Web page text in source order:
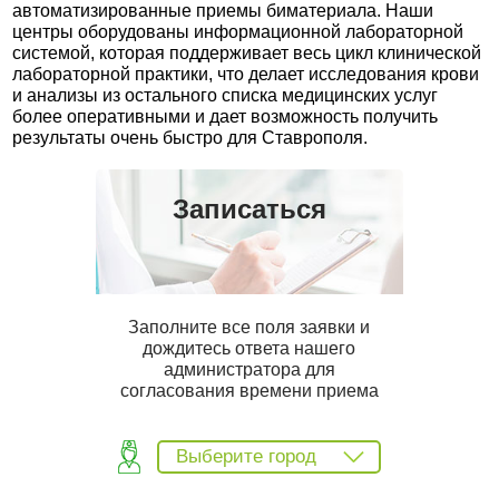
автоматизированные приемы биматериала. Наши
центры оборудованы информационной лабораторной
системой, которая поддерживает весь цикл клинической
лабораторной практики, что делает исследования крови
и анализы из остального списка медицинских услуг
более оперативными и дает возможность получить
результаты очень быстро для Ставрополя.
Записаться
Заполните все поля заявки и
дождитесь ответа нашего
администратора для
согласования времени приема
Выберите город